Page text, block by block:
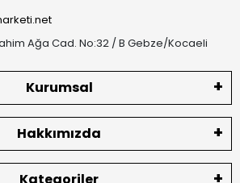
Ağa Cad. No:32 / B Gebze/Kocaeli
Kurumsal
Hakkımızda
Kategoriler